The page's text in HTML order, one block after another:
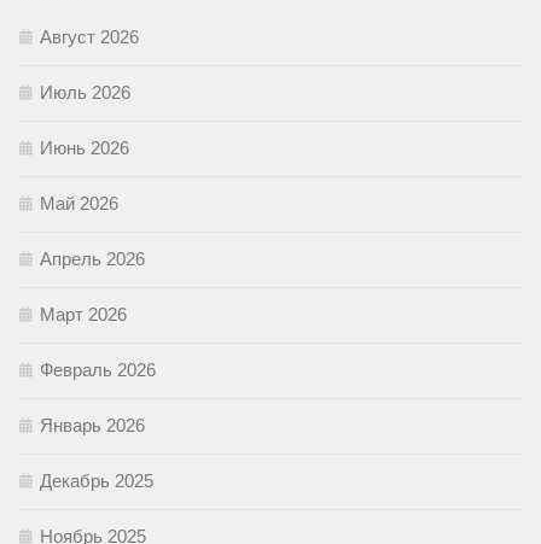
Август 2026
Июль 2026
Июнь 2026
Май 2026
Апрель 2026
Март 2026
Февраль 2026
Январь 2026
Декабрь 2025
Ноябрь 2025